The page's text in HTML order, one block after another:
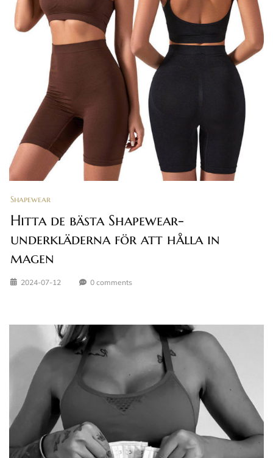
Shapewear
Hitta de bästa Shapewear-
underkläderna för att hålla in
magen
2024-07-12 0 comments